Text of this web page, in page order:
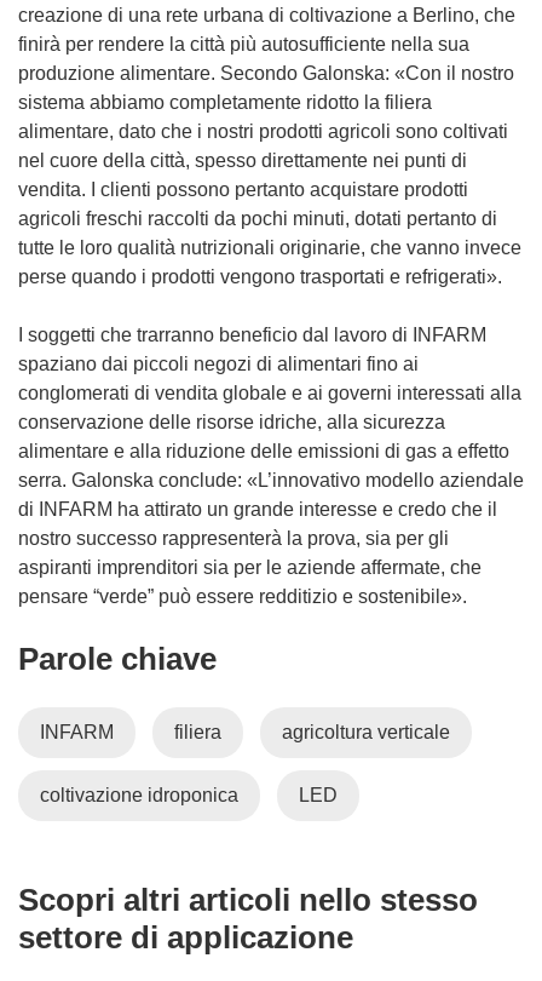
creazione di una rete urbana di coltivazione a Berlino, che
finirà per rendere la città più autosufficiente nella sua
produzione alimentare. Secondo Galonska: «Con il nostro
sistema abbiamo completamente ridotto la filiera
alimentare, dato che i nostri prodotti agricoli sono coltivati
nel cuore della città, spesso direttamente nei punti di
vendita. I clienti possono pertanto acquistare prodotti
agricoli freschi raccolti da pochi minuti, dotati pertanto di
tutte le loro qualità nutrizionali originarie, che vanno invece
perse quando i prodotti vengono trasportati e refrigerati».
I soggetti che trarranno beneficio dal lavoro di INFARM
spaziano dai piccoli negozi di alimentari fino ai
conglomerati di vendita globale e ai governi interessati alla
conservazione delle risorse idriche, alla sicurezza
alimentare e alla riduzione delle emissioni di gas a effetto
serra. Galonska conclude: «L’innovativo modello aziendale
di INFARM ha attirato un grande interesse e credo che il
nostro successo rappresenterà la prova, sia per gli
aspiranti imprenditori sia per le aziende affermate, che
pensare “verde” può essere redditizio e sostenibile».
Parole chiave
INFARM filiera agricoltura verticale
coltivazione idroponica LED
Scopri altri articoli nello stesso
settore di applicazione